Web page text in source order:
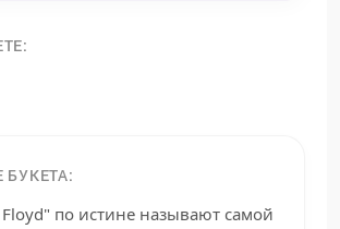
Floyd" по истине называют самой